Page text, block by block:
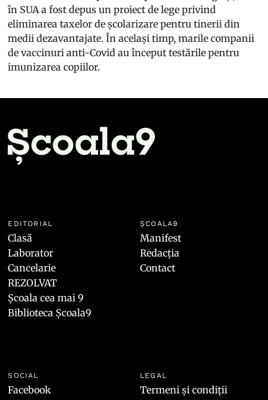
în SUA a fost depus un proiect de lege privind
eliminarea taxelor de școlarizare pentru tinerii din
medii dezavantajate. În același timp, marile companii
de vaccinuri anti-Covid au început testările pentru
imunizarea copiilor.
EDITORIAL
Clasă
Laborator
Cancelarie
REZOLVAT
Școala cea mai 9
Biblioteca Școala9
ȘCOALA9
Manifest
Redacția
Contact
SOCIAL
Facebook
LEGAL
Termeni și condiții